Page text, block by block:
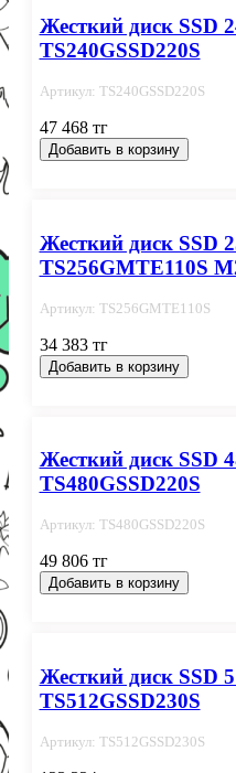
Жесткий диск SSD
TS240GSSD220S
Артикул: TS240GSSD220S
47 468 тг
Добавить в корзину
Жесткий диск SSD
TS256GMTE110S
Артикул: TS256GMTE110S
34 383 тг
Добавить в корзину
Жесткий диск SSD
TS480GSSD220S
Артикул: TS480GSSD220S
49 806 тг
Добавить в корзину
Жесткий диск SSD
TS512GSSD230S
Артикул: TS512GSSD230S